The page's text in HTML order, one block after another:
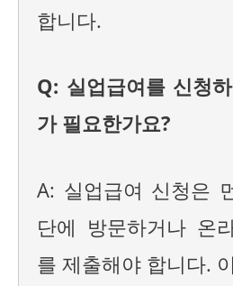
합니다.
Q: 실업급여를 신청
가 필요한가요?
A: 실업급여 신청은
단에 방문하거나 온
를 제출해야 합니다.